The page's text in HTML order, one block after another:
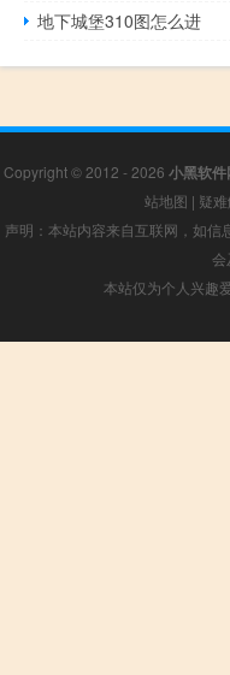
地下城堡310图怎么进
Copyright © 2012 - 2026 小黑软件
站地图 | 疑
声明：本站内容来自互联网，如
本站仅为个人兴趣